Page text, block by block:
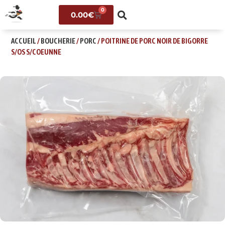
0.00€
0
ACCUEIL/BOUCHERIE/PORC/ POITRINE DE PORC NOIR DE BIGORRE
S/OS S/COEUNNE